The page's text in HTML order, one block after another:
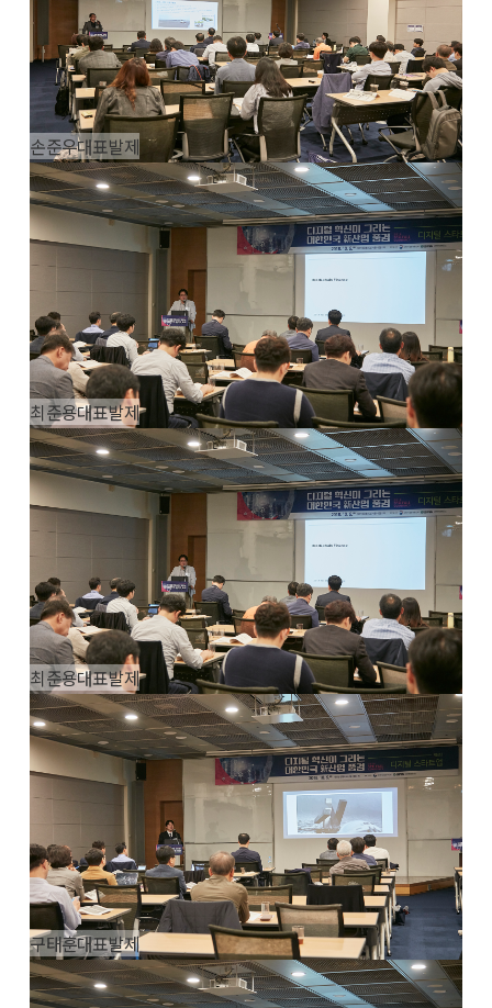
손준우대표발제
최준용대표발제
최준용대표발제
구태훈대표발제